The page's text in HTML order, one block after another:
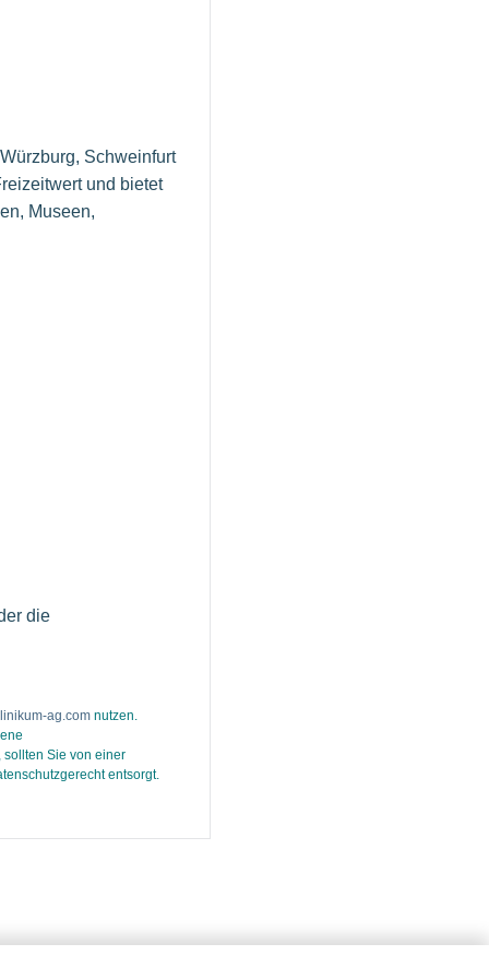
Schweinfurt
und bietet
Museen,
die
ag.com nutzen.
sollten Sie von einer
entsorgt.